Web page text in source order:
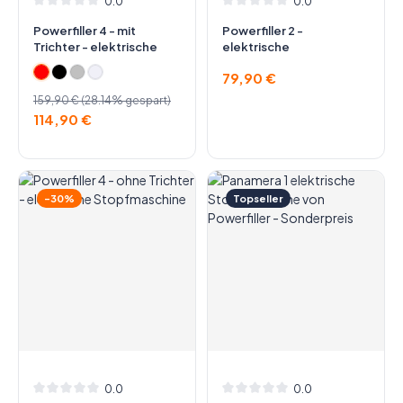
Powerfiller 4 - mit
Trichter - elektrische
Stopfmaschine
Verkaufspreis:
Regulärer Preis:
159,90 €(28.14% gespart)
114,90 €
Powerfiller 2 -
elektrische
Regulärer Preis:
79,90 €
-30%
0.0
Topseller
0.0